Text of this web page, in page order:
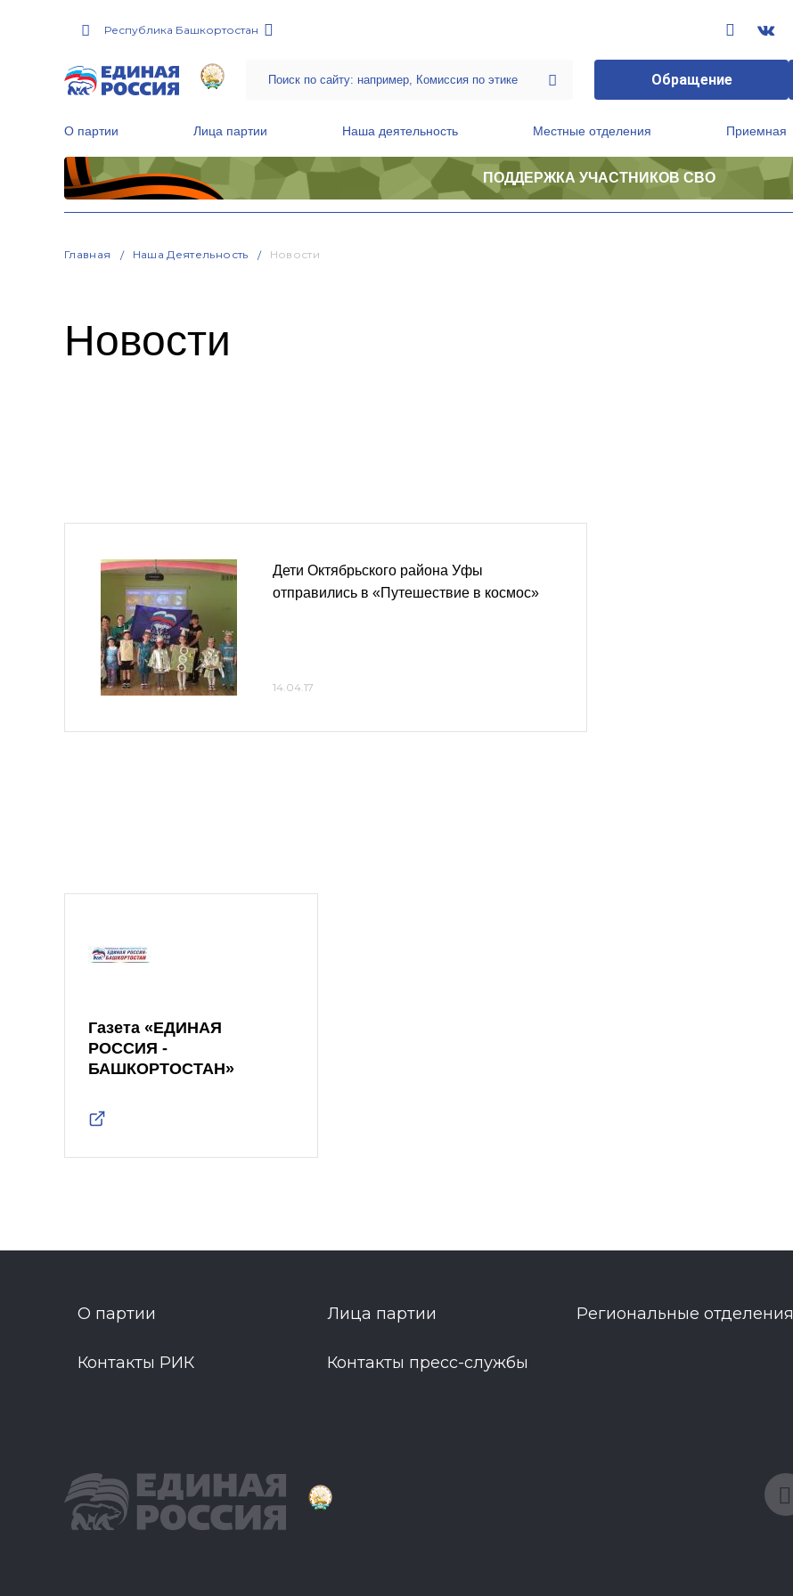
Республика Башкортостан
Обращение
О партии Лица партии Наша деятельность Местные отделения Приемная
ПОДДЕРЖКА УЧАСТНИКОВ СВО
Главная Наша Деятельность Новости
Новости
Дети Октябрьского района Уфы
отправились в «Путешествие в космос»
14.04.17
Газета «ЕДИНАЯ
РОССИЯ -
БАШКОРТОСТАН»
О партии Лица партии Региональные отделения
Контакты РИК Контакты пресс-службы